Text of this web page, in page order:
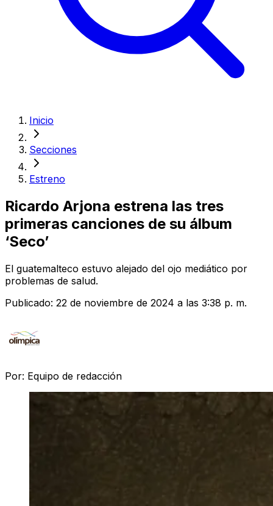
Inicio
Secciones
Estreno
Ricardo Arjona estrena las tres
primeras canciones de su álbum
‘Seco’
El guatemalteco estuvo alejado del ojo mediático por
problemas de salud.
Publicado: 22 de noviembre de 2024 a las 3:38 p. m.
Por: Equipo de redacción